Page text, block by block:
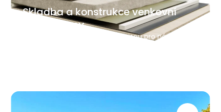
Skladba a konstrukce venkovní
finské sauny
Životnost a bezpečnost sauny jsou pro nás